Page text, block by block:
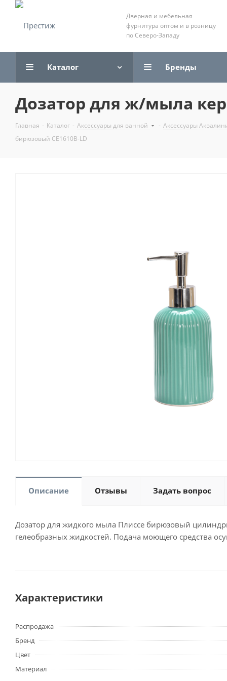
Дверная и мебельная
фурнитура оптом и в розницу
по Северо-Западу
Каталог Бренды
Дозатор для ж/мыла
Главная - Каталог - Аксессуары для ванной - Аксессуары
бирюзовый CE1610B-LD
Описание Отзывы Задать вопрос
Дозатор для жидкого мыла Плиссе бирюзовый
гелеобразных жидкостей. Подача моющего средства
Характеристики
Распродажа
Бренд
Цвет
Материал